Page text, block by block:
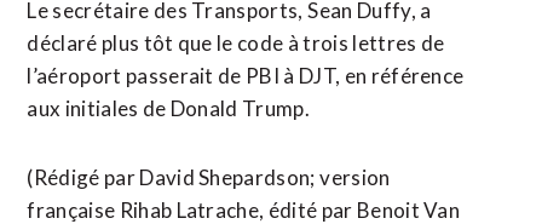
Le ‌secrétaire des Transports, ⁠Sean Duffy, ​a ​
déclaré plus tôt que ​le code à trois ‌lettres de ​
l’aéroport passerait de PBI ​à DJT, en référence
aux initiales de Donald Trump.
(Rédigé par David Shepardson; ⁠version
française Rihab Latrache, édité ​par Benoit ​Van